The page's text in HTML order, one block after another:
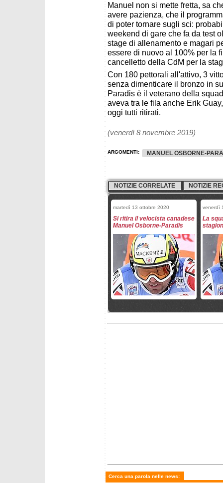
Manuel non si mette fretta, sa
avere pazienza, che il
di poter tornare sugli sci:
weekend di gare che fa da test
stage di allenamento e magari
essere di nuovo al 100% per la
cancelletto della CdM per la
Con 180 pettorali all'attivo, 3
senza dimenticare il bronzo in
Paradis è il veterano della
aveva tra le fila anche Erik
oggi tutti ritirati.
(venerdì 8 novembre 2019)
ARGOMENTI: MANUEL OSBORNE-
NOTIZIE CORRELATE NOTIZIE
martedì 13 ottobre 2020
Si ritira il velocista canadese
Manuel Osborne-Paradis
venerdì
La
tornerà nel 2020/2021
Cerca una parola nelle news: